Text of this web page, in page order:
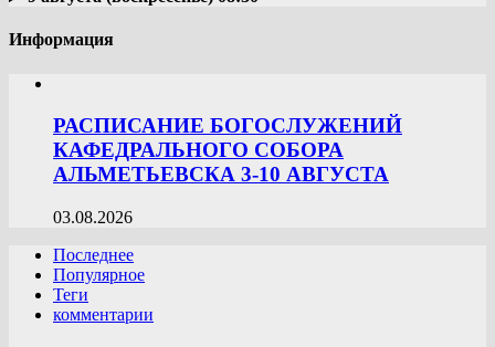
Информация
РАСПИСАНИЕ БОГОСЛУЖЕНИЙ
КАФЕДРАЛЬНОГО СОБОРА
АЛЬМЕТЬЕВСКА 3-10 АВГУСТА
03.08.2026
Последнее
Популярное
Теги
комментарии